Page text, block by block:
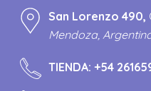
San Lorenzo 490,
Mendoza,
TIENDA:+54